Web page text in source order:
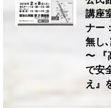
講座
ナー
無し
〜 『
で安
え』